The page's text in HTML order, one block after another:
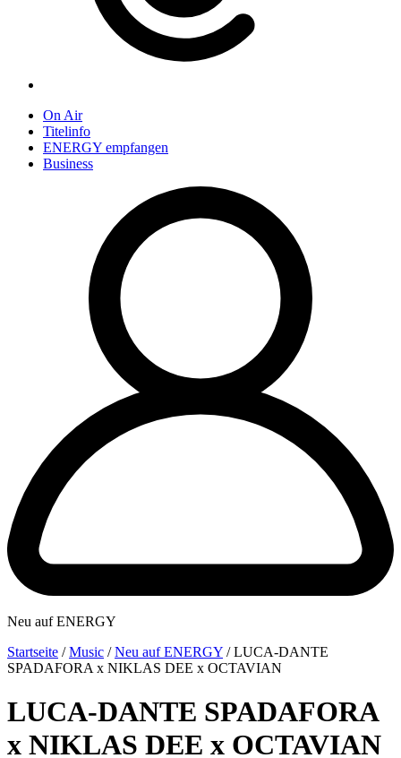
On Air
Titelinfo
ENERGY empfangen
Business
Neu auf ENERGY
Startseite /Music /Neu auf ENERGY /LUCA-DANTE
SPADAFORA x NIKLAS DEE x OCTAVIAN
LUCA-DANTE SPADAFORA
x NIKLAS DEE x OCTAVIAN